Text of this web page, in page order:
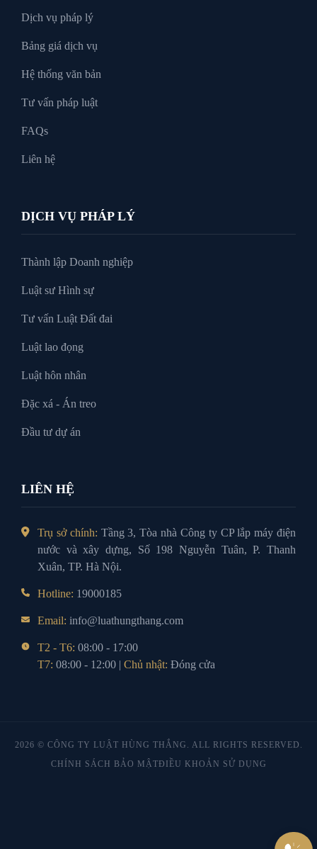
Xin tại ngoại
Dịch vụ pháp lý
Bảng giá dịch vụ
Hệ thống văn bản
Tư vấn pháp luật
FAQs
Liên hệ
DỊCH VỤ PHÁP LÝ
Thành lập Doanh nghiệp
Luật sư Hình sự
Tư vấn Luật Đất đai
Luật lao đọng
Luật hôn nhân
Đặc xá - Án treo
Đầu tư dự án
LIÊN HỆ
Trụ sở chính: Tầng 3, Tòa nhà Công ty CP lắp máy điện
nước và xây dựng, Số 198 Nguyễn Tuân, P. Thanh
Xuân, TP. Hà Nội.
Hotline: 19000185
Email: info@luathungthang.com
T2 - T6: 08:00 - 17:00
T7: 08:00 - 12:00 |Chủ nhật:Đóng cửa
CHÍNH SÁCH BẢO MẬTĐIỀU KHOẢN SỬ DỤNG
2026 © CÔNG TY LUẬT HÙNG THẮNG. ALL RIGHTS RESERVED.